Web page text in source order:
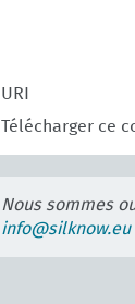
URI
Télécharger ce
Nous sommes
info@silknow.eu